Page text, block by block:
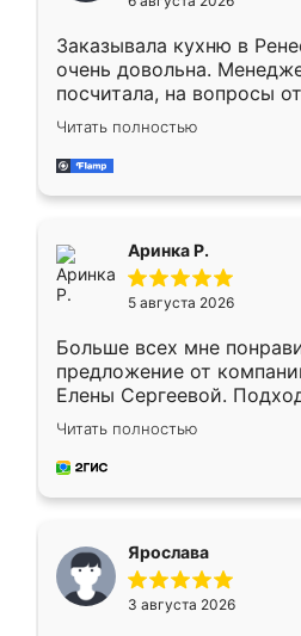
мебели буду заказывать
Заказывала кухню в
очень довольна.
посчитала, на вопросы
Замерщик приехал в
делу со всей
за день, ребята работали
Читать полностью
Аринка Р.
5 августа 2026
Больше всех мне
предложение от
Елены Сергеевой.
короткие сроки
для замера сотрудник
предложил по моему
Читать полностью
Ярослава
3 августа 2026